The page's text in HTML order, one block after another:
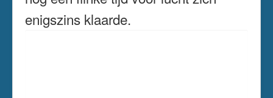
enigszins klaarde.